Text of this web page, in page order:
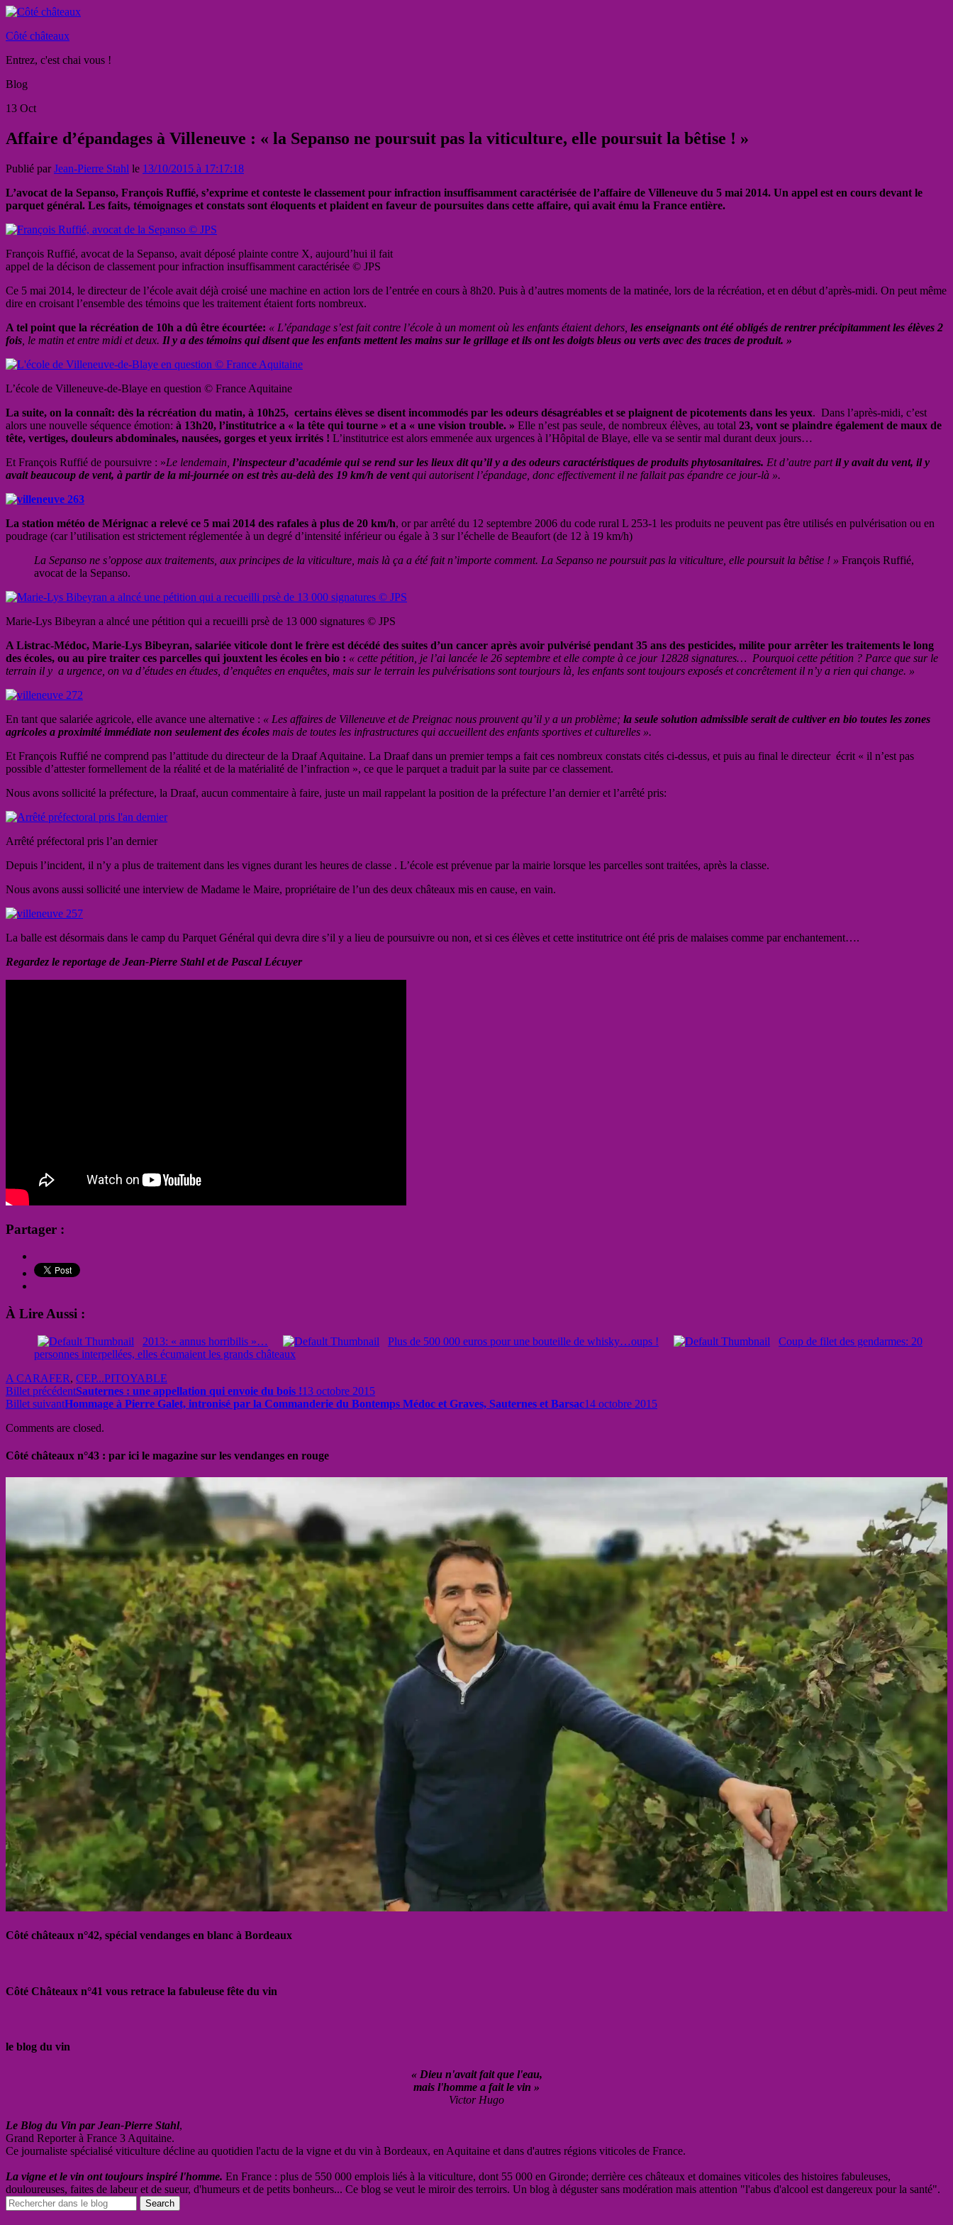
Côté châteaux
Entrez, c'est chai vous !
Blog
13 Oct
Affaire d’épandages à Villeneuve : « la Sepanso ne poursuit pas la viticulture, elle poursuit la bêtise ! »
Publié parJean-Pierre Stahl le 13/10/2015 à 17:17:18
L’avocat de la Sepanso, François Ruffié, s’exprime et conteste le classement pour infraction insuffisamment caractérisée de l’affaire de Villeneuve du 5 mai 2014. Un appel est en cours devant le
parquet général. Les faits, témoignages et constats sont éloquents et plaident en faveur de poursuites dans cette affaire, qui avait ému la France entière.
François Ruffié, avocat de la Sepanso, avait déposé plainte contre X, aujourd’hui il fait
appel de la décison de classement pour infraction insuffisamment caractérisée © JPS
Ce 5 mai 2014, le directeur de l’école avait déjà croisé une machine en action lors de l’entrée en cours à 8h20. Puis à d’autres moments de la matinée, lors de la récréation, et en début d’après-midi. On peut même
dire en croisant l’ensemble des témoins que les traitement étaient forts nombreux.
A tel point que la récréation de 10h a dû être écourtée: « L’épandage s’est fait contre l’école à un moment où les enfants étaient dehors, les enseignants ont été obligés de rentrer précipitamment les élèves 2
fois , le matin et entre midi et deux. Il y a des témoins qui disent que les enfants mettent les mains sur le grillage et ils ont les doigts bleus ou verts avec des traces de produit. »
L’école de Villeneuve-de-Blaye en question © France Aquitaine
La suite, on la connaît: dès la récréation du matin, à 10h25, certains élèves se disent incommodés par les odeurs désagréables et se plaignent de picotements dans les yeux. Dans l’après-midi, c’est
alors une nouvelle séquence émotion: à 13h20, l’institutrice a « la tête qui tourne » et a « une vision trouble. » Elle n’est pas seule, de nombreux élèves, au total 23, vont se plaindre également de maux de
tête, vertiges, douleurs abdominales, nausées, gorges et yeux irrités ! L’institutrice est alors emmenée aux urgences à l’Hôpital de Blaye, elle va se sentir mal durant deux jours…
Et François Ruffié de poursuivre : »Le lendemain, l’inspecteur d’académie qui se rend sur les lieux dit qu’il y a des odeurs caractéristiques de produits phytosanitaires. Et d’autre partil y avait du vent, il y
avait beaucoup de vent, à partir de la mi-journée on est très au-delà des 19 km/h de ventqui autorisent l’épandage, donc effectivement il ne fallait pas épandre ce jour-là ».
La station météo de Mérignac a relevé ce 5 mai 2014 des rafales à plus de 20 km/h, or par arrêté du 12 septembre 2006 du code rural L 253-1 les produits ne peuvent pas être utilisés en pulvérisation ou en
poudrage (car l’utilisation est strictement réglementée à un degré d’intensité inférieur ou égale à 3 sur l’échelle de Beaufort (de 12 à 19 km/h)
La Sepanso ne s’oppose aux traitements, aux principes de la viticulture, mais là ça a été fait n’importe comment. La Sepanso ne poursuit pas la viticulture, elle poursuit la bêtise ! » François Ruffié,
avocat de la Sepanso.
Marie-Lys Bibeyran a alncé une pétition qui a recueilli prsè de 13 000 signatures © JPS
A Listrac-Médoc, Marie-Lys Bibeyran, salariée viticole dont le frère est décédé des suites d’un cancer après avoir pulvérisé pendant 35 ans des pesticides, milite pour arrêter les traitements le long
des écoles, ou au pire traiter ces parcelles qui jouxtent les écoles en bio : « cette pétition, je l’ai lancée le 26 septembre et elle compte à ce jour 12828 signatures… Pourquoi cette pétition ? Parce que sur le
terrain il y a urgence, on va d’études en études, d’enquêtes en enquêtes, mais sur le terrain les pulvérisations sont tourjours là, les enfants sont toujours exposés et concrêtement il n’y a rien qui change. »
En tant que salariée agricole, elle avance une alternative : « Les affaires de Villeneuve et de Preignac nous prouvent qu’il y a un problème; la seule solution admissible serait de cultiver en bio toutes les zones
agricoles a proximité immédiate non seulement des écoles mais de toutes les infrastructures qui accueillent des enfants sportives et culturelles ».
Et François Ruffié ne comprend pas l’attitude du directeur de la Draaf Aquitaine. La Draaf dans un premier temps a fait ces nombreux constats cités ci-dessus, et puis au final le directeur écrit « il n’est pas
possible d’attester formellement de la réalité et de la matérialité de l’infraction », ce que le parquet a traduit par la suite par ce classement.
Nous avons sollicité la préfecture, la Draaf, aucun commentaire à faire, juste un mail rappelant la position de la préfecture l’an dernier et l’arrêté pris:
Arrêté préfectoral pris l’an dernier
Depuis l’incident, il n’y a plus de traitement dans les vignes durant les heures de classe . L’école est prévenue par la mairie lorsque les parcelles sont traitées, après la classe.
Nous avons aussi sollicité une interview de Madame le Maire, propriétaire de l’un des deux châteaux mis en cause, en vain.
La balle est désormais dans le camp du Parquet Général qui devra dire s’il y a lieu de poursuivre ou non, et si ces élèves et cette institutrice ont été pris de malaises comme par enchantement….
Regardez le reportage de Jean-Pierre Stahl et de Pascal Lécuyer
Partager :
À Lire Aussi :
2013: « annus horribilis »… Plus de 500 000 euros pour une bouteille de whisky…oups !
Coup de filet des gendarmes: 20
personnes interpellées, elles écumaient les grands châteaux
A CARAFER, CEP...PITOYABLE
Billet précédentSauternes : une appellation qui envoie du bois !13 octobre 2015
Billet suivantHommage à Pierre Galet, intronisé par la Commanderie du Bontemps Médoc et Graves, Sauternes et Barsac14 octobre 2015
Comments are closed.
Côté châteaux n°43 : par ici le magazine sur les vendanges en rouge
Côté châteaux n°42, spécial vendanges en blanc à Bordeaux
Côté Châteaux n°41 vous retrace la fabuleuse fête du vin
le blog du vin
« Dieu n'avait fait que l'eau,
mais l'homme a fait le vin »
Victor Hugo
Le Blog du Vin par Jean-Pierre Stahl,
Grand Reporter à France 3 Aquitaine.
Ce journaliste spécialisé viticulture décline au quotidien l'actu de la vigne et du vin à Bordeaux, en Aquitaine et dans d'autres régions viticoles de France.
La vigne et le vin ont toujours inspiré l'homme. En France : plus de 550 000 emplois liés à la viticulture, dont 55 000 en Gironde; derrière ces châteaux et domaines viticoles des histoires fabuleuses,
douloureuses, faites de labeur et de sueur, d'humeurs et de petits bonheurs... Ce blog se veut le miroir des terroirs. Un blog à déguster sans modération mais attention "l'abus d'alcool est dangereux pour la santé".